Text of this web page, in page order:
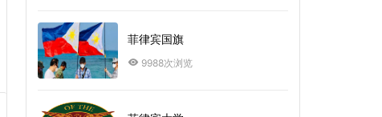
菲律宾国旗
9988次浏览